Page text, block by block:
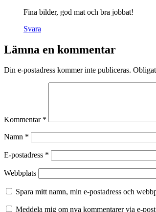
Fina bilder, god mat och bra jobbat!
Svara
Lämna en kommentar
Din e-postadress kommer inte publiceras.
Kommentar *
Namn *
E-postadress *
Webbplats
Spara mitt namn, min e-postadress och
Meddela mig om nya kommentarer via e-